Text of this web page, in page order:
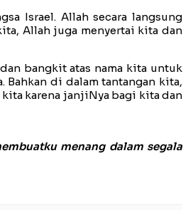
Israel. Allah secara langsung
Allah juga menyertai kita dan
bangkit atas nama kita untuk
di dalam tantangan kita,
karena janjiNya bagi kita dan
menang dalam segala